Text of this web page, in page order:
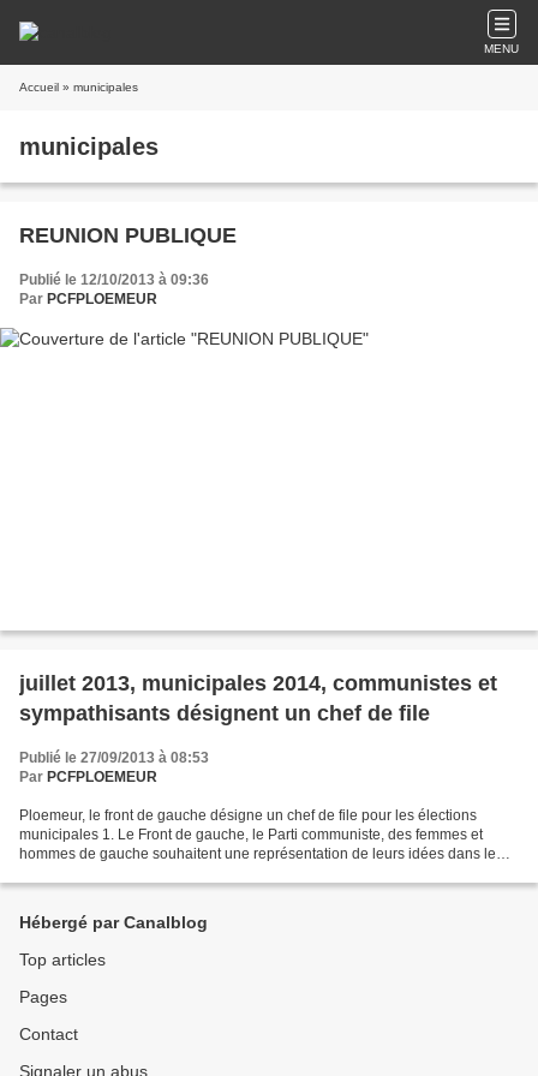
MENU
Accueil » municipales
municipales
REUNION PUBLIQUE
Publié le 12/10/2013 à 09:36
Par PCFPLOEMEUR
juillet 2013, municipales 2014, communistes et
sympathisants désignent un chef de file
Publié le 27/09/2013 à 08:53
Par PCFPLOEMEUR
Ploemeur, le front de gauche désigne un chef de file pour les élections
municipales 1. Le Front de gauche, le Parti communiste, des femmes et
hommes de gauche souhaitent une représentation de leurs idées dans le
Hébergé par Canalblog
Top articles
Pages
Contact
Signaler un abus